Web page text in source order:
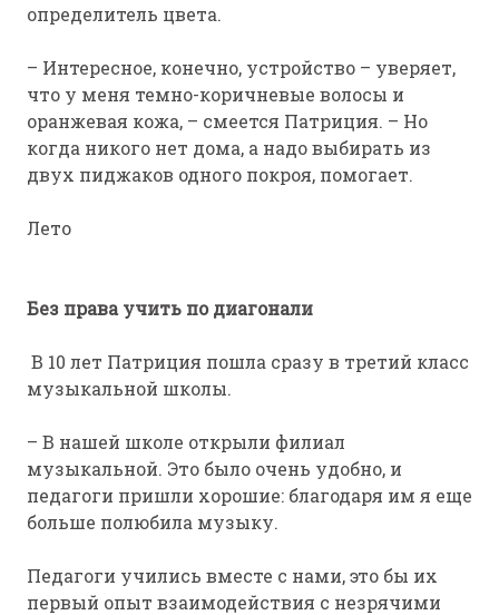
определитель цвета.
– Интересное, конечно, устройство – уверяет,
что у меня темно-коричневые волосы и
оранжевая кожа, – смеется Патриция. – Но
когда никого нет дома, а надо выбирать из
двух пиджаков одного покроя, помогает.
Лето
Без права учить по диагонали
В 10 лет Патриция пошла сразу в третий класс
музыкальной школы.
– В нашей школе открыли филиал
музыкальной. Это было очень удобно, и
педагоги пришли хорошие: благодаря им я еще
больше полюбила музыку.
Педагоги учились вместе с нами, это бы их
первый опыт взаимодействия с незрячими